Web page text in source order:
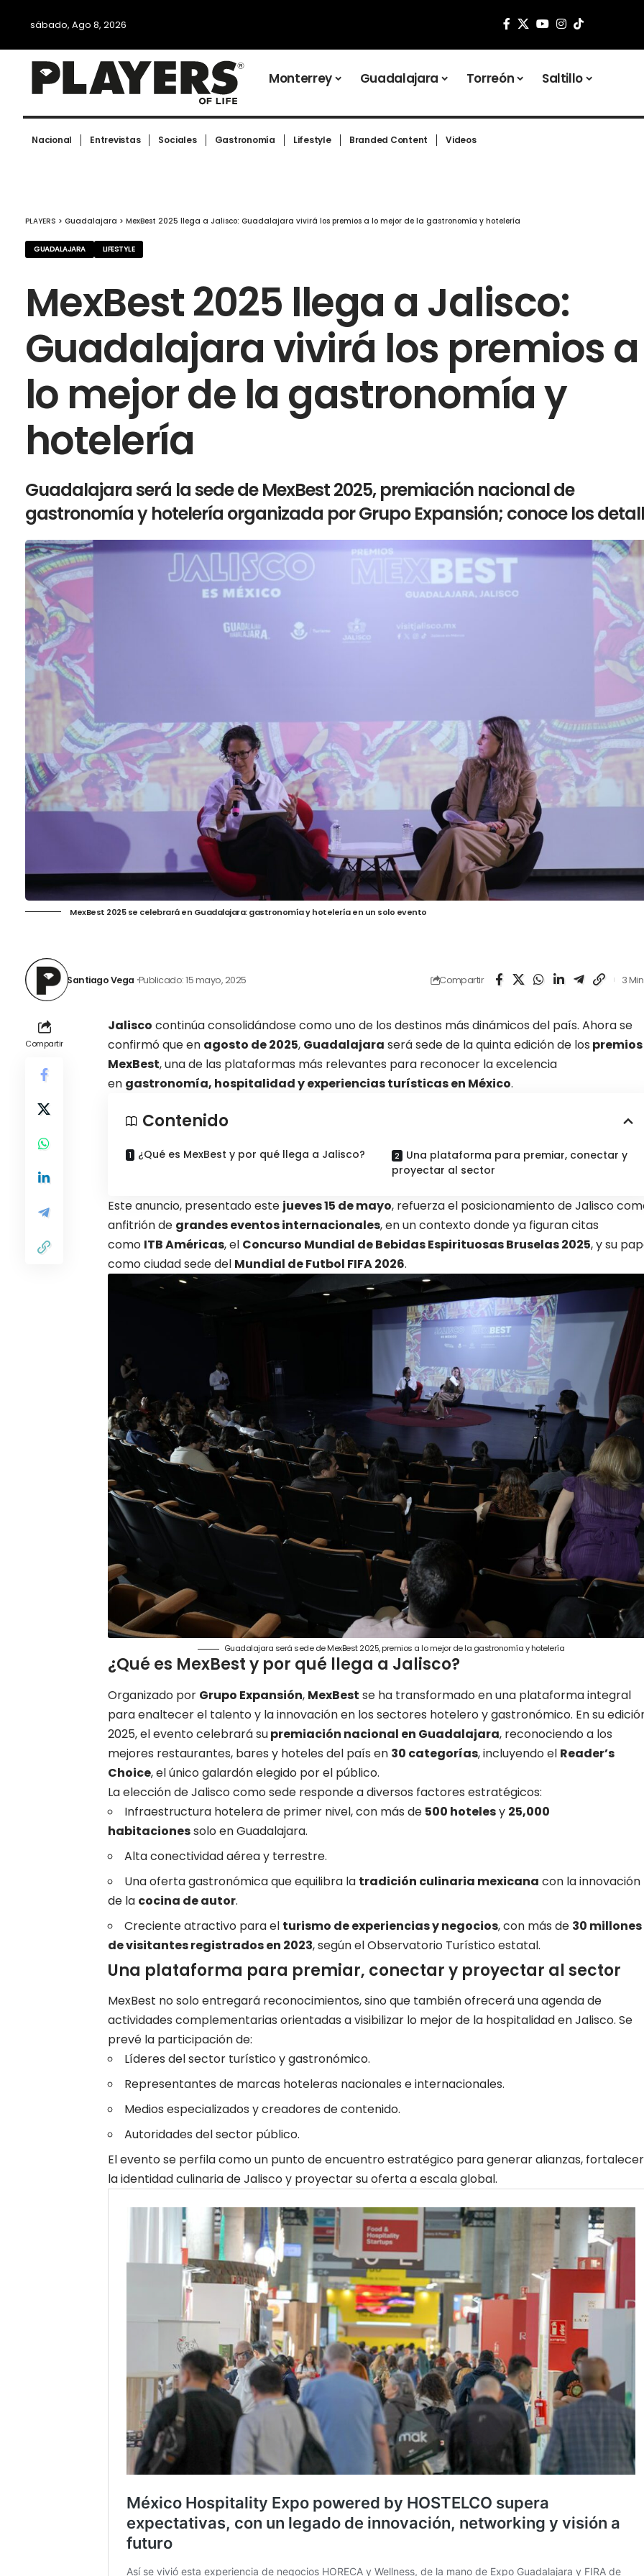
sábado, Ago 8, 2026
Monterrey Guadalajara Torreón Saltillo
Nacional Entrevistas Sociales Gastronomía Lifestyle Branded Content Videos
PLAYERS > Guadalajara > MexBest 2025 llega a Jalisco: Guadalajara vivirá los premios a lo mejor de la gastronomía y hotelería
GUADALAJARA LIFESTYLE
MexBest 2025 llega a Jalisco:
Guadalajara vivirá los premios a
lo mejor de la gastronomía y
hotelería
Guadalajara será la sede de MexBest 2025, premiación nacional de
gastronomía y hotelería organizada por Grupo Expansión; conoce los
MexBest 2025 se celebrará en Guadalajara: gastronomía y hotelería en un solo evento
Santiago Vega Publicado: 15 mayo, 2025 Compartir 3
Compartir
Jalisco continúa consolidándose como uno de los destinos más dinámicos del país. Ahora se
confirmó que en agosto de 2025, Guadalajara será sede de la quinta edición de los premios
MexBest, una de las plataformas más relevantes para reconocer la excelencia
en gastronomía, hospitalidad y experiencias turísticas en México.
Contenido
¿Qué es MexBest y por qué llega a Jalisco?
Una plataforma para premiar, conectar y
proyectar al sector
Este anuncio, presentado este jueves 15 de mayo, refuerza el posicionamiento de Jalisco
anfitrión de grandes eventos internacionales, en un contexto donde ya figuran citas
como ITB Américas, el Concurso Mundial de Bebidas Espirituosas Bruselas 2025, y su
como ciudad sede del Mundial de Futbol FIFA 2026.
Guadalajara será sede de MexBest 2025, premios a lo mejor de la gastronomía y hotelería
¿Qué es MexBest y por qué llega a Jalisco?
Organizado por Grupo Expansión, MexBest se ha transformado en una plataforma integral
para enaltecer el talento y la innovación en los sectores hotelero y gastronómico. En su
2025, el evento celebrará supremiación nacional en Guadalajara, reconociendo a los
mejores restaurantes, bares y hoteles del país en 30 categorías, incluyendo el Reader’s
Choice, el único galardón elegido por el público.
La elección de Jalisco como sede responde a diversos factores estratégicos:
Infraestructura hotelera de primer nivel, con más de 500 hotelesy 25,000
habitacionessolo en Guadalajara.
Alta conectividad aérea y terrestre.
Una oferta gastronómica que equilibra la tradición culinaria mexicana con la innovación
de la cocina de autor.
Creciente atractivo para el turismo de experiencias y negocios, con más de 30 millones
de visitantes registrados en 2023, según el Observatorio Turístico estatal.
Una plataforma para premiar, conectar y proyectar al sector
MexBest no solo entregará reconocimientos, sino que también ofrecerá una agenda de
actividades complementarias orientadas a visibilizar lo mejor de la hospitalidad en Jalisco. Se
prevé la participación de:
Líderes del sector turístico y gastronómico.
Representantes de marcas hoteleras nacionales e internacionales.
Medios especializados y creadores de contenido.
Autoridades del sector público.
El evento se perfila como un punto de encuentro estratégico para generar alianzas, fortalecer
la identidad culinaria de Jalisco y proyectar su oferta a escala global.